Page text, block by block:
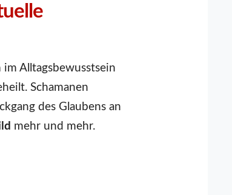
Alltagsbewusstsein
Schamanen
des Glaubens an
mehr und mehr.